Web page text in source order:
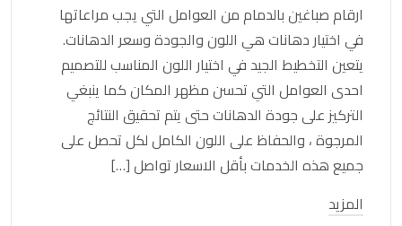
ارقام صباغين بالدمام من العوامل التي يجب مراعاتها
في اختيار دهانات هي اللون والجودة وسعر الدهانات.
يتعين التخطيط الجيد في اختيار اللون المناسب للتصميم
احدى العوامل التي تحسن مظهر المكان كما ينبغي
التركيز على جودة الدهانات حتى يتم تحقيق النتائج
المرجوة ، والحفاظ على اللون الكامل لكل تحصل على
جميع هذه الخدمات بأقل الاسعار تواصل […]
المزيد